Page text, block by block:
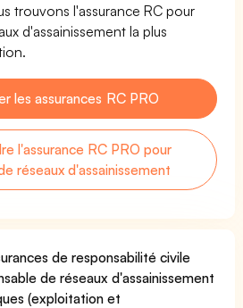
trouvons l'assurance RC pour
d'assainissement la plus
les assurances RC PRO
l'assurance RC PRO pour
réseaux d'assainissement
de responsabilité civile
de réseaux d'assainissement
(exploitation et